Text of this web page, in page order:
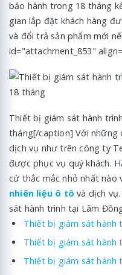
bảo hành trong 18 tháng
gian lắp đặt khách hàng
và đổi trả sản phẩm mới
id="attachment_853"
Thiết bị giám sát hành
tháng[/caption] Với những
dịch vụ như trên công ty
được phục vụ quý khách.
cứ thắc mắc nhỏ nhất nào
nhiên liệu ô tô và dịch
sát hành trình tại Lâm
Thiết bị giám sát hành
Thiết bị giám sát hành
Thiết bị giám sát hành